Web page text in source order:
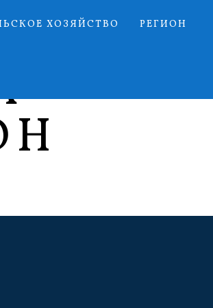
ХОЗЯЙСТВО РЕГИОН